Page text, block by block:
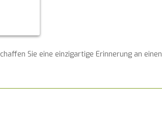
Sie eine einzigartige Erinnerung an einen